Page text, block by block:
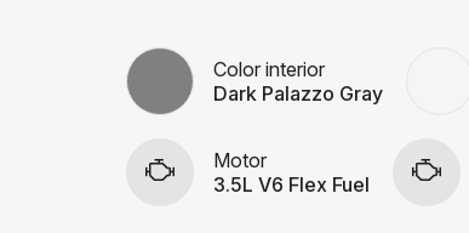
Color interior
Dark Palazzo Gray
Motor
3.5L V6 Flex Fuel